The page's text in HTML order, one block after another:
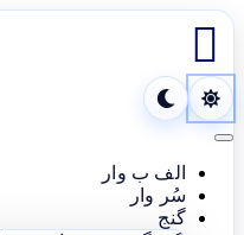

Toggle navigation
الف ب وار
سُر وار
گنج